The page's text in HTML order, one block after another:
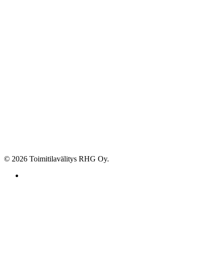
© 2026 Toimitilavälitys RHG Oy.